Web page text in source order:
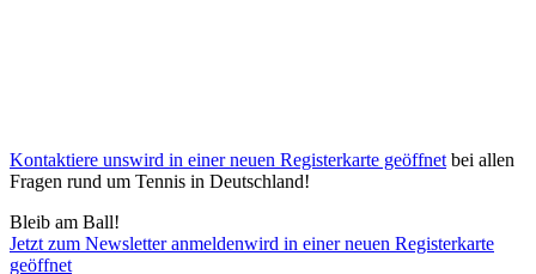
Kontaktiere unswird in einer neuen Registerkarte geöffnet bei allen
Fragen rund um Tennis in Deutschland!
Bleib am Ball!
Jetzt zum Newsletter anmeldenwird in einer neuen Registerkarte
geöffnet